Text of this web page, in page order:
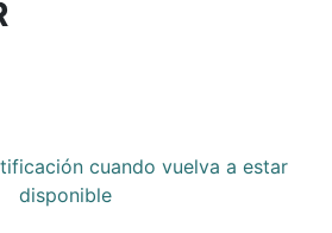
cuando vuelva a estar
disponible